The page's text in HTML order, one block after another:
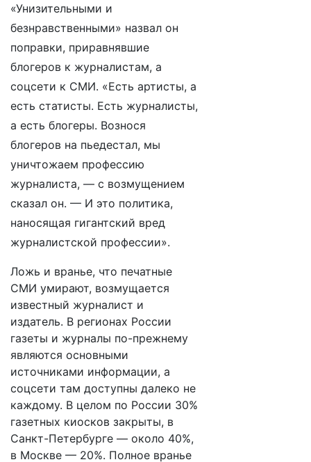
«Унизительными и
безнравственными» назвал он
поправки, приравнявшие
блогеров к журналистам, а
соцсети к СМИ. «Есть артисты, а
есть статисты. Есть журналисты,
а есть блогеры. Вознося
блогеров на пьедестал, мы
уничтожаем профессию
журналиста, — с возмущением
сказал он. — И это политика,
наносящая гигантский вред
журналистской профессии».
Ложь и вранье, что печатные
СМИ умирают, возмущается
известный журналист и
издатель. В регионах России
газеты и журналы по-прежнему
являются основными
источниками информации, а
соцсети там доступны далеко не
каждому. В целом по России 30%
газетных киосков закрыты, в
Санкт-Петербурге — около 40%,
в Москве — 20%. Полное вранье